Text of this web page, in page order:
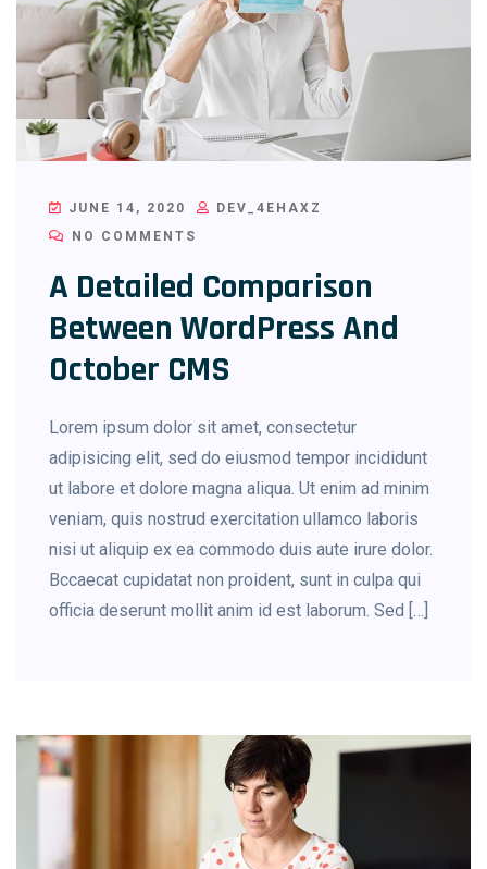
JUNE 14, 2020
DEV_4EHAXZ
NO COMMENTS
A Detailed Comparison
Between WordPress And
October CMS
Lorem ipsum dolor sit amet, consectetur
adipisicing elit, sed do eiusmod tempor incididunt
ut labore et dolore magna aliqua. Ut enim ad minim
veniam, quis nostrud exercitation ullamco laboris
nisi ut aliquip ex ea commodo duis aute irure dolor.
Bccaecat cupidatat non proident, sunt in culpa qui
officia deserunt mollit anim id est laborum. Sed […]